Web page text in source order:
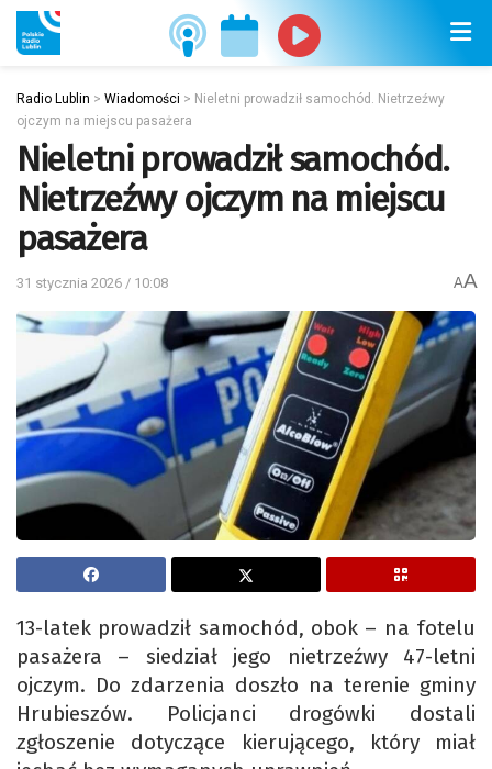
Radio Lublin > Wiadomości > Nieletni prowadził samochód. Nietrzeźwy
ojczym na miejscu pasażera
Nieletni prowadził samochód.
Nietrzeźwy ojczym na miejscu
pasażera
31 stycznia 2026 / 10:08 AA
13-latek prowadził samochód, obok – na fotelu
pasażera – siedział jego nietrzeźwy 47-letni
ojczym. Do zdarzenia doszło na terenie gminy
Hrubieszów. Policjanci drogówki dostali
zgłoszenie dotyczące kierującego, który miał